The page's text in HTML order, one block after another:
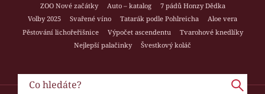
ZOO Nové začátky
Auto – katalog
7 pádů Honzy Dědka
Volby 2025
Svařené víno Tatarák podle Pohlreicha
Aloe vera
Pěstování lichořeřišnice
Výpočet ascendentu
Tvarohové knedlíky
Nejlepší palačinky
Švestkový koláč